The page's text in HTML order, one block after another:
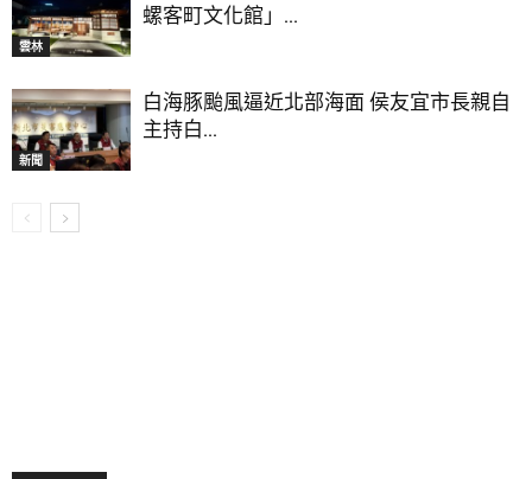
雲林
螺客町文化館」...
新聞
白海豚颱風逼近北部海面 侯友宜市長親自
主持白...